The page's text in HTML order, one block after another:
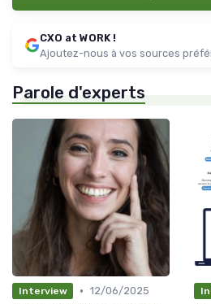
CXO at WORK !
Ajoutez-nous à vos sources
Parole d'experts
Interview • 12/06/2025